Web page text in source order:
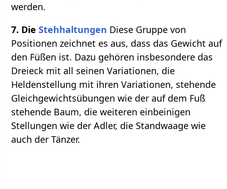
werden.
7. DieStehhaltungen Diese Gruppe von
Positionen zeichnet es aus, dass das Gewicht auf
den Füßen ist. Dazu gehören insbesondere das
Dreieck mit all seinen Variationen, die
Heldenstellung mit ihren Variationen, stehende
Gleichgewichtsübungen wie der auf dem Fuß
stehende Baum, die weiteren einbeinigen
Stellungen wie der Adler, die Standwaage wie
auch der Tänzer.